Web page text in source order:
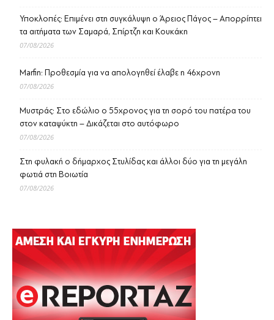
Υποκλοπές: Επιμένει στη συγκάλυψη ο Άρειος Πάγος – Απορρίπτει
τα αιτήματα των Σαμαρά, Σπίρτζη και Κουκάκη
07/08/2026
Marfin: Προθεσμία για να απολογηθεί έλαβε η 46χρονη
07/08/2026
Μυστράς: Στο εδώλιο ο 55χρονος για τη σορό του πατέρα του
στον καταψύκτη – Δικάζεται στο αυτόφωρο
07/08/2026
Στη φυλακή ο δήμαρχος Στυλίδας και άλλοι δύο για τη μεγάλη
φωτιά στη Βοιωτία
07/08/2026